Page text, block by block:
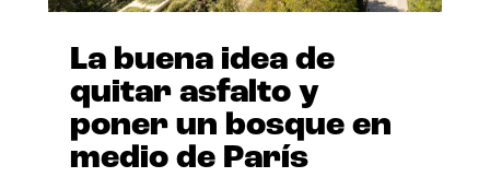
La buena idea de
quitar asfalto y
poner un bosque en
medio de París